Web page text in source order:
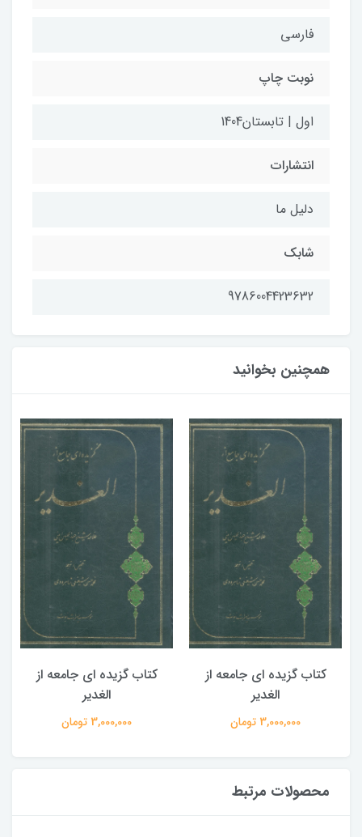
فارسی
نوبت چاپ
اول | تابستان1404
انتشارات
دلیل ما
شابک
9786004423632
همچنین بخوانید
کتاب گزیده ای جامعه از
الغدیر
3,000,000 تومان
کتاب گزیده ای جامعه از
الغدیر
3,000,000 تومان
محصولات مرتبط